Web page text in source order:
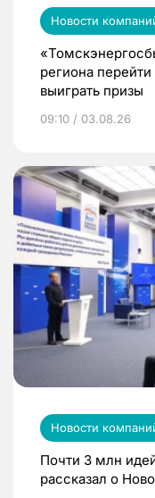
Новости
региона
выиграть призы
09:10 / 03.08.26
Новости
Почти 3 млн
рассказал о